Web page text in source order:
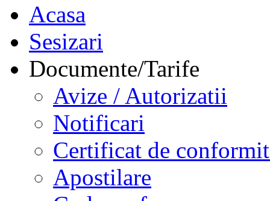
Acasa
Sesizari
Documente/Tarife
Avize / Autorizatii
Notificari
Certificat de
Apostilare